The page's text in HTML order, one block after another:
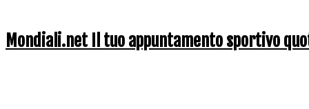
Mondiali.net Il tuo appuntamento sportivo